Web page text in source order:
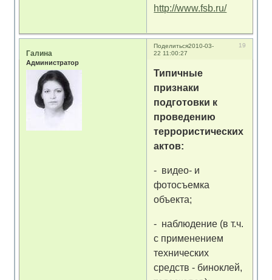
http://www.fsb.ru/
Поделиться 19
2010-03-
22 11:00:27
Галина
Администратор
Типичные
признаки
подготовки к
проведению
террористических
актов:
- видео- и
фотосъемка
объекта;
- наблюдение (в т.ч.
с применением
технических
средств - биноклей,